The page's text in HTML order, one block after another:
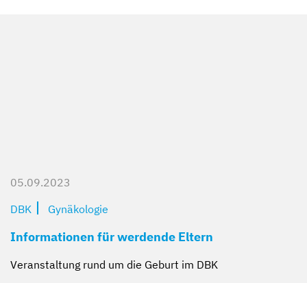
05.09.2023
DBK
Gynäkologie
Informationen für werdende Eltern
Veranstaltung rund um die Geburt im DBK